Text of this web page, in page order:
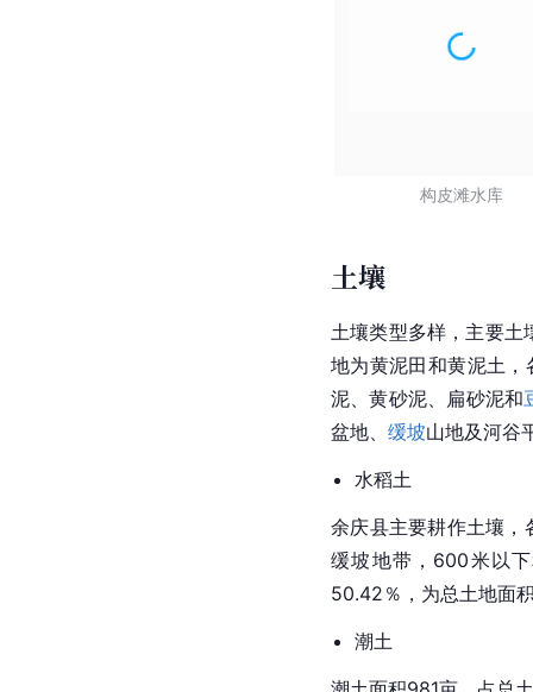
构皮滩水库
土壤
土壤类型多样，主要土
地为黄泥田和黄泥土，
泥、黄砂泥、扁砂泥和
盆地、 缓坡山地及河谷
水稻土
余庆县主要耕作土壤
缓坡地带，600米以
50.42％，为总土地面
潮土